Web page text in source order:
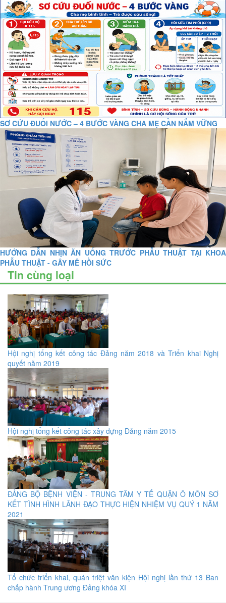
SƠ CỨU ĐUỐI NƯỚC – 4 BƯỚC VÀNG CHA MẸ CẦN NẮM VỮNG
HƯỚNG DẪN NHỊN ĂN UỐNG TRƯỚC PHẪU THUẬT TẠI KHOA
PHẪU THUẬT - GÂY MÊ HỒI SỨC
Tin cùng loại
Hội nghị tổng kết công tác Đảng năm 2018 và Triển khai Nghị
quyết năm 2019
Hội nghị tổng kết công tác xây dựng Đảng năm 2015
ĐẢNG BỘ BỆNH VIỆN - TRUNG TÂM Y TẾ QUẬN Ô MÔN SƠ
KẾT TÌNH HÌNH LÃNH ĐẠO THỰC HIỆN NHIỆM VỤ QUÝ 1 NĂM
2021
Tổ chức triển khai, quán triệt văn kiện Hội nghị lần thứ 13 Ban
chấp hành Trung ương Đảng khóa XI